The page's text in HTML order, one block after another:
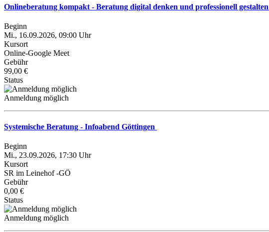
Onlineberatung kompakt - Beratung digital denken und professionell gestalten
Beginn
Mi., 16.09.2026, 09:00 Uhr
Kursort
Online-Google Meet
Gebühr
99,00 €
Status
Anmeldung möglich
Systemische Beratung - Infoabend Göttingen
Beginn
Mi., 23.09.2026, 17:30 Uhr
Kursort
SR im Leinehof -GÖ
Gebühr
0,00 €
Status
Anmeldung möglich